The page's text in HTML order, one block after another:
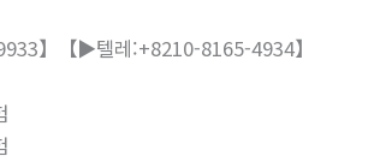
】【▶텔레:+8210-8165-4934】